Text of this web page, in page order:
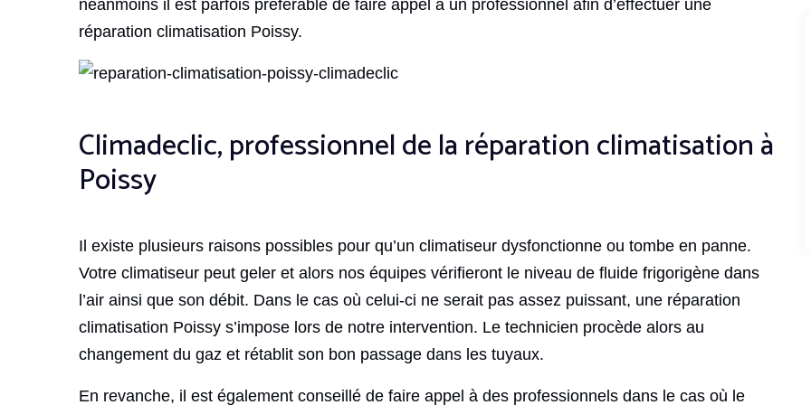
néanmoins il est parfois préférable de faire appel à un professionnel afin d’effectuer une
réparation climatisation Poissy.
Climadeclic, professionnel de la réparation climatisation à
Poissy
Il existe plusieurs raisons possibles pour qu’un climatiseur dysfonctionne ou tombe en panne.
Votre climatiseur peut geler et alors nos équipes vérifieront le niveau de fluide frigorigène dans
l’air ainsi que son débit. Dans le cas où celui-ci ne serait pas assez puissant, une réparation
climatisation Poissy s’impose lors de notre intervention. Le technicien procède alors au
changement du gaz et rétablit son bon passage dans les tuyaux.
En revanche, il est également conseillé de faire appel à des professionnels dans le cas où le